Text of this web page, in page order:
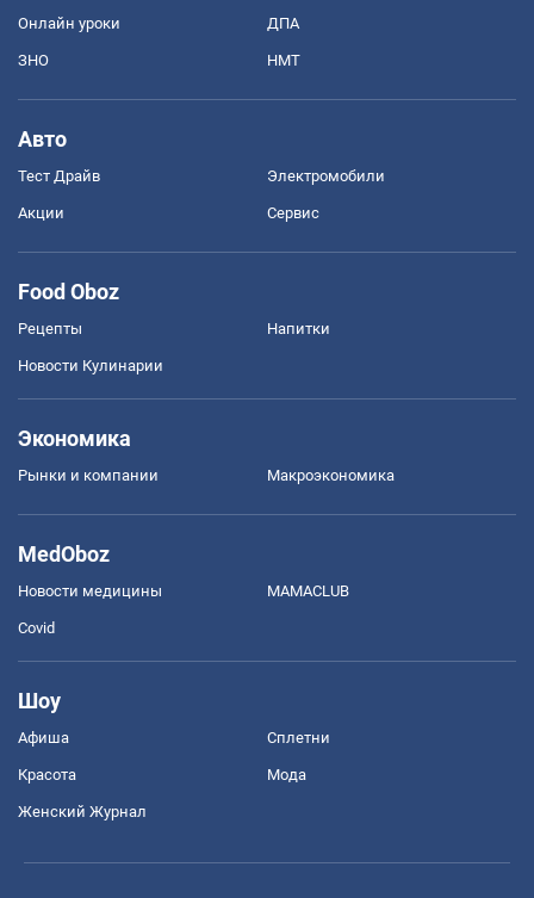
Онлайн уроки ДПА
ЗНО НМТ
Авто
Тест Драйв Электромобили
Акции Сервис
Food Oboz
Рецепты Напитки
Новости Кулинарии
Экономика
Рынки и компании Mакроэкономика
MedOboz
Новости медицины MAMACLUB
Covid
Шоу
Афиша Сплетни
Красота Мода
Женский Журнал